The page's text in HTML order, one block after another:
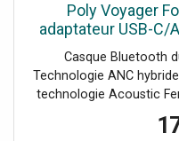
Poly Voyager
adaptateur USB-C/
compatible USB-A
hybride
Casque Bluetooth
Technologie ANC
technologie Acoustic
tout au long de la
compatibilité